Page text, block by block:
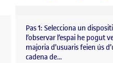
Pas 1: Selecciona un
l’observar l’espai he pogut
majoria d’usuaris feien ús
cadena de…